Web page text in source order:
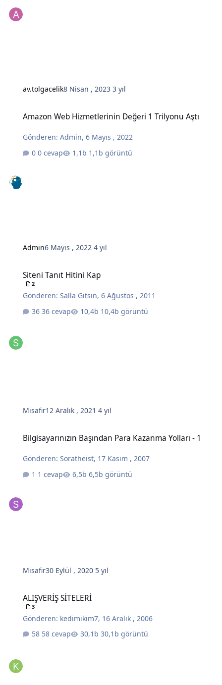
av.tolgacelik8 Nisan , 20233 yıl
Amazon Web Hizmetlerinin Değeri 1 Trilyonu Aştı
Gönderen:Admin,6 Mayıs , 2022
0 cevap
1,1b görüntü
Admin6 Mayıs , 20224 yıl
Siteni Tanıt Hitini Kap
2
Gönderen:Salla Gitsin,6 Ağustos , 2011
36 cevap
10,4b görüntü
Misafir12 Aralık , 20214 yıl
Bilgisayarınızın Başından Para Kazanma Yolları - 1
Gönderen:Soratheist, 17 Kasım , 2007
1 cevap
6,5b görüntü
Misafir30 Eylül , 2020 5 yıl
ALIŞVERİŞ SİTELERİ
3
Gönderen: kedimikim7, 16 Aralık , 2006
58 cevap
30,1b görüntü